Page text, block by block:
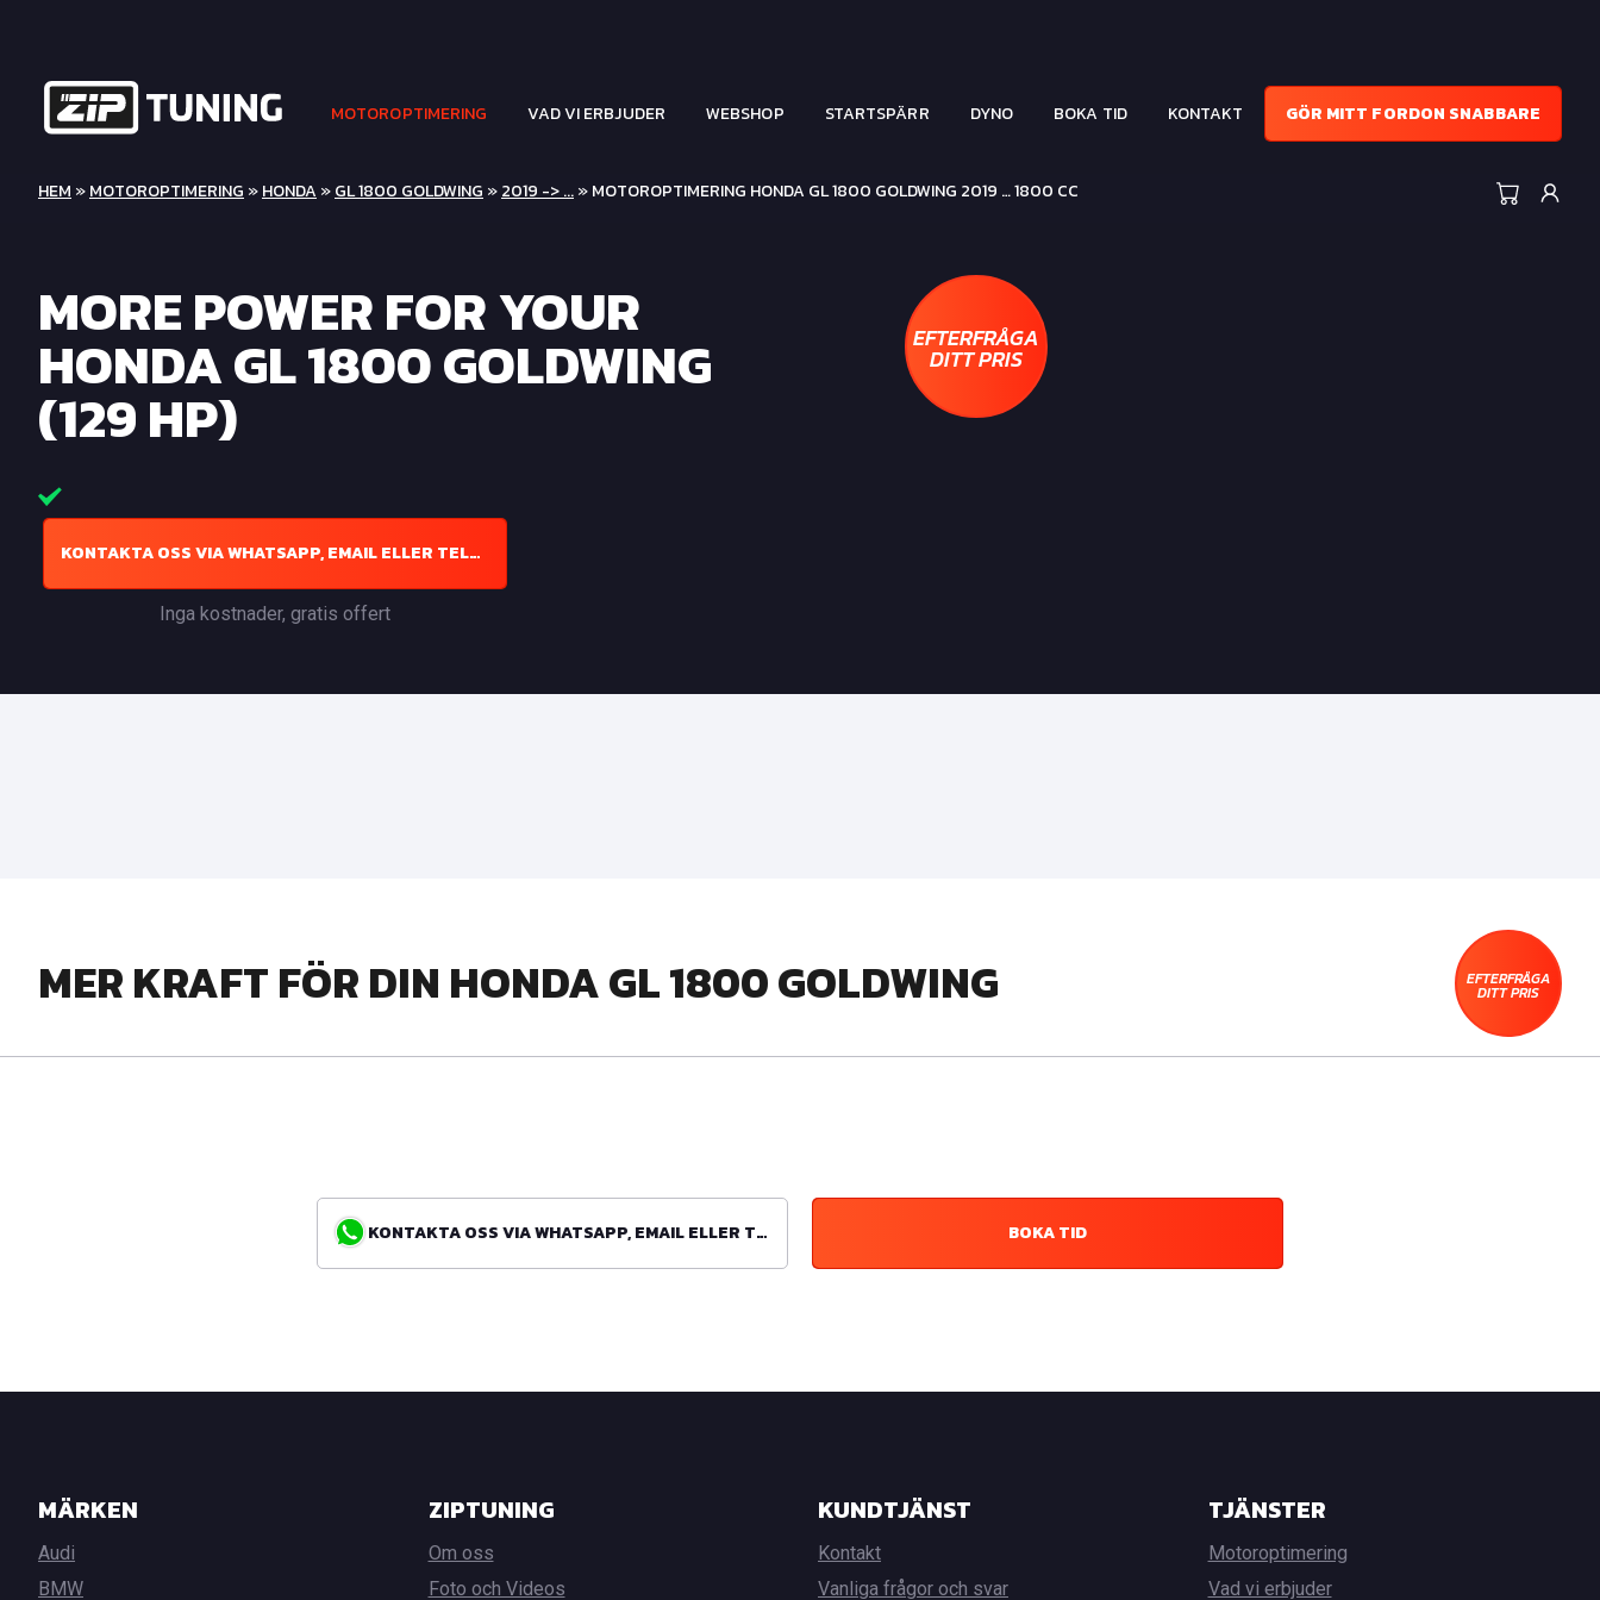
MOTOROPTIMERING VAD VI ERBJUDER WEBSHOP STARTSPÄRR DYNO BOKA TID KONTAKT GÖR MITT FORDON SNABBARE
HEM »MOTOROPTIMERING »HONDA »GL 1800 GOLDWING »2019 -> ...» MOTOROPTIMERING HONDA GL 1800 GOLDWING 2019 … 1800 CC
MORE POWER FOR YOUR
HONDA GL 1800 GOLDWING
(129 HP)
KONTAKTA OSS VIA WHATSAPP, EMAIL ELLER TELEFON
Inga kostnader, gratis offert
EFTERFRÅGA
DITT PRIS
MER KRAFT FÖR DIN HONDA GL 1800 GOLDWING EFTERFRÅGA
DITT PRIS
KONTAKTA OSS VIA WHATSAPP, EMAIL ELLER TELEFON BOKA TID
MÄRKEN
Audi
BMW
ZIPTUNING
Om oss
Foto och Videos
KUNDTJÄNST
Kontakt
Vanliga frågor och svar
TJÄNSTER
Motoroptimering
Vad vi erbjuder